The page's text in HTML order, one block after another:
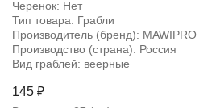
Черенок: Нет
Тип товара: Грабли
Производитель (бренд): MAWIPRO
Производство (страна): Россия
Вид граблей: веерные
145 ₽